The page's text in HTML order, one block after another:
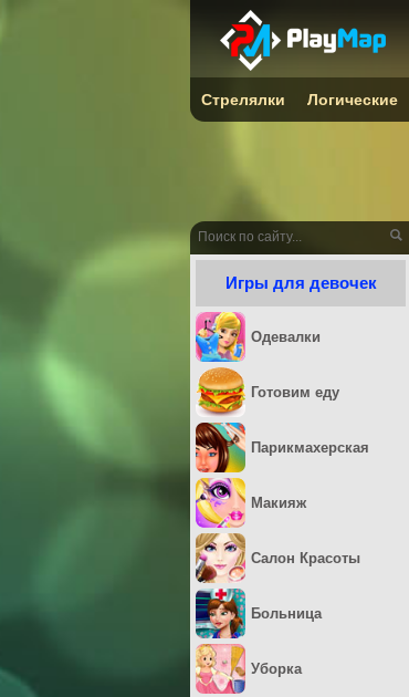
Игры для девочек
Одевалки
Готовим еду
Парикмахерская
Макияж
Салон Красоты
Больница
Уборка
Стрелялки Логические